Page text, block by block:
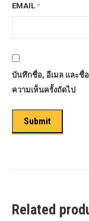
EMAIL *
บันทึกชื่อ, อีเมล และชื่
ความเห็นครั้งถัดไป
Related